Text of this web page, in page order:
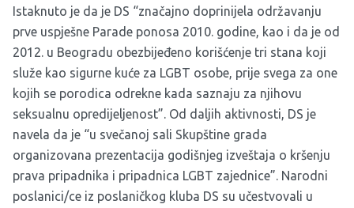
Istaknuto je da je DS “značajno doprinijela održavanju
prve uspješne Parade ponosa 2010. godine, kao i da je od
2012. u Beogradu obezbijeđeno korišćenje tri stana koji
služe kao sigurne kuće za LGBT osobe, prije svega za one
kojih se porodica odrekne kada saznaju za njihovu
seksualnu opredijeljenost”. Od daljih aktivnosti, DS je
navela da je “u svečanoj sali Skupštine grada
organizovana prezentacija godišnjeg izveštaja o kršenju
prava pripadnika i pripadnica LGBT zajednice”. Narodni
poslanici/ce iz poslaničkog kluba DS su učestvovali u